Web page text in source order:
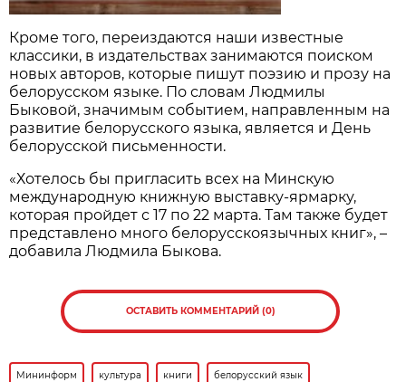
Кроме того, переиздаются наши известные
классики, в издательствах занимаются поиском
новых авторов, которые пишут поэзию и прозу на
белорусском языке. По словам Людмилы
Быковой, значимым событием, направленным на
развитие белорусского языка, является и День
белорусской письменности.
«Хотелось бы пригласить всех на Минскую
международную книжную выставку-ярмарку,
которая пройдет с 17 по 22 марта. Там также будет
представлено много белорусскоязычных книг», –
добавила Людмила Быкова.
ОСТАВИТЬ КОММЕНТАРИЙ (0)
Мининформ культура книги белорусский язык